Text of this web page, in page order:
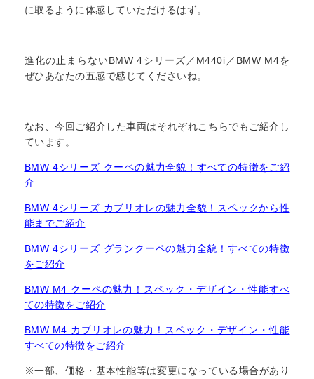
に取るように体感していただけるはず。
進化の止まらないBMW 4シリーズ／M440i／BMW M4を
ぜひあなたの五感で感じてくださいね。
なお、今回ご紹介した車両はそれぞれこちらでもご紹介し
ています。
BMW 4シリーズ クーペの魅力全貌！すべての特徴をご紹
介
BMW 4シリーズ カブリオレの魅力全貌！スペックから性
能までご紹介
BMW 4シリーズ グランクーペの魅力全貌！すべての特徴
をご紹介
BMW M4 クーペの魅力！スペック・デザイン・性能すべ
ての特徴をご紹介
BMW M4 カブリオレの魅力！スペック・デザイン・性能
すべての特徴をご紹介
※一部、価格・基本性能等は変更になっている場合があり